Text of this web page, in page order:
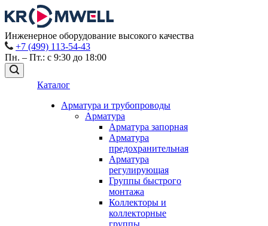
Инженерное оборудование высокого качества
+7 (499) 113-54-43
Пн. – Пт.: с 9:30 до 18:00
Каталог
Арматура и трубопроводы
Арматура
Арматура запорная
Арматура
предохранительная
Арматура
регулирующая
Группы быстрого
монтажа
Коллекторы и
коллекторные